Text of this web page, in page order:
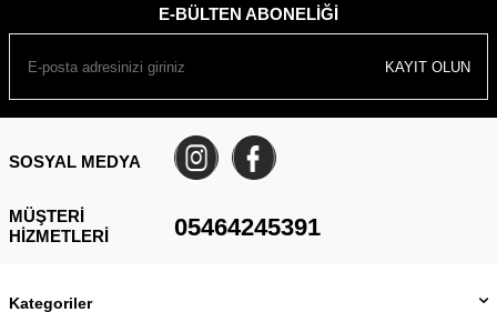
E-BÜLTEN ABONELIĞI
KAYIT OLUN
SOSYAL MEDYA
MÜŞTERI
HIZMETLERI
05464245391
Kategoriler